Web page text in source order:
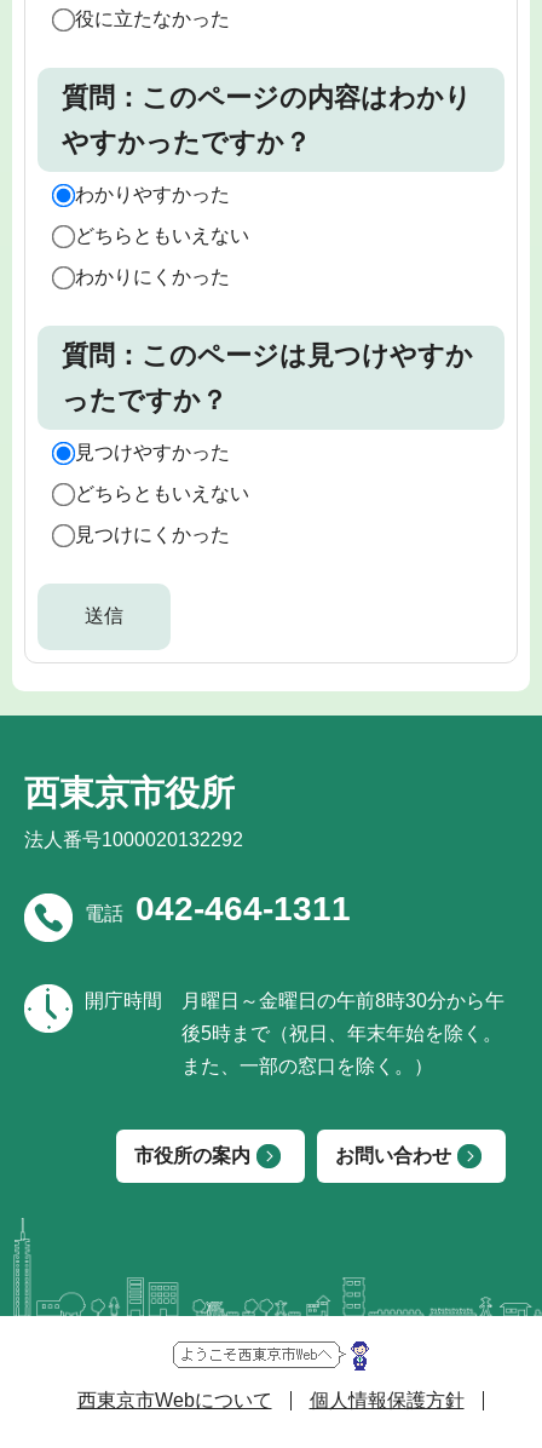
役に立たなかった
質問：このページの内容はわかり
やすかったですか？
わかりやすかった
どちらともいえない
わかりにくかった
質問：このページは見つけやすか
ったですか？
見つけやすかった
どちらともいえない
見つけにくかった
西東京市役所
法人番号1000020132292
電話 042-464-1311
開庁時間
月曜日～金曜日の午前8時30分から午
後5時まで（祝日、年末年始を除く。
また、一部の窓口を除く。）
市役所の案内 お問い合わせ
西東京市Webについて 個人情報保護方針